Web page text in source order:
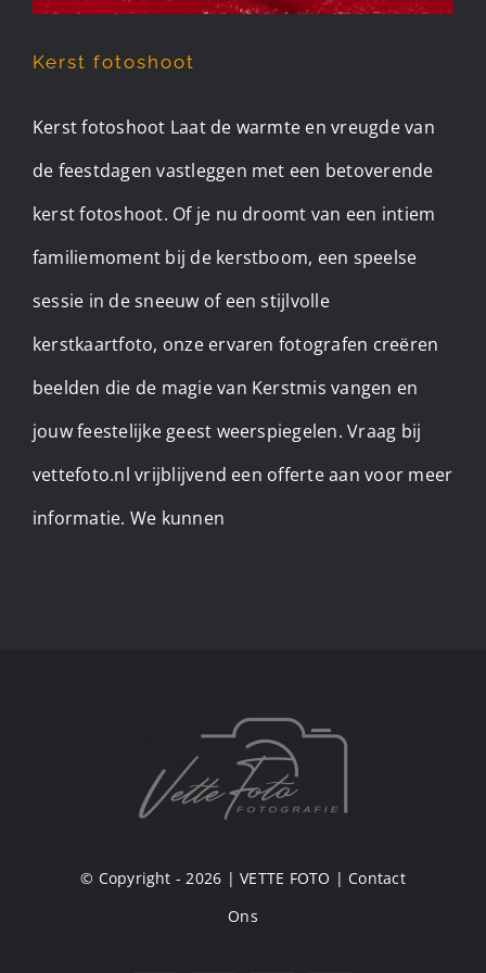
Kerst fotoshoot
Kerst fotoshoot Laat de warmte en vreugde van
de feestdagen vastleggen met een betoverende
kerst fotoshoot. Of je nu droomt van een intiem
familiemoment bij de kerstboom, een speelse
sessie in de sneeuw of een stijlvolle
kerstkaartfoto, onze ervaren fotografen creëren
beelden die de magie van Kerstmis vangen en
jouw feestelijke geest weerspiegelen. Vraag bij
vettefoto.nl vrijblijvend een offerte aan voor meer
informatie. We kunnen
© Copyright - 2026 |VETTE FOTO | Contact
Ons